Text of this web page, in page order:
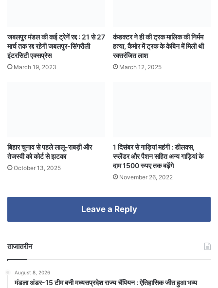
जबलपुर मंडल की कई ट्रेनें रद्द : 21 से 27
मार्च तक रद्द रहेगी जबलपुर-सिंगरौली
इंटरसिटी एक्सप्रेस
March 19, 2023
कंडक्टर ने ही की ट्रक मालिक की निर्मम
हत्या, कैमोर में ट्रक के केबिन में मिली थी
रक्तरंजित लाश
March 12, 2025
बिहार चुनाव से पहले लालू-राबड़ी और
तेजस्वी को कोर्ट से झटका
October 13, 2025
1 दिसंबर से गाड़ियां महंगी : डीलक्स,
स्प्लेंडर और पैशन सहित अन्य गाड़ियां के
दाम 1500 रुपए तक बढ़ेंगे
November 26, 2022
Leave a Reply
ताजातरीन
August 8, 2026
मंडला अंडर-15 टीम बनी मध्यसप्रदेश राज्य चैंपियन : ऐतिहासिक जीत हुआ भव्य